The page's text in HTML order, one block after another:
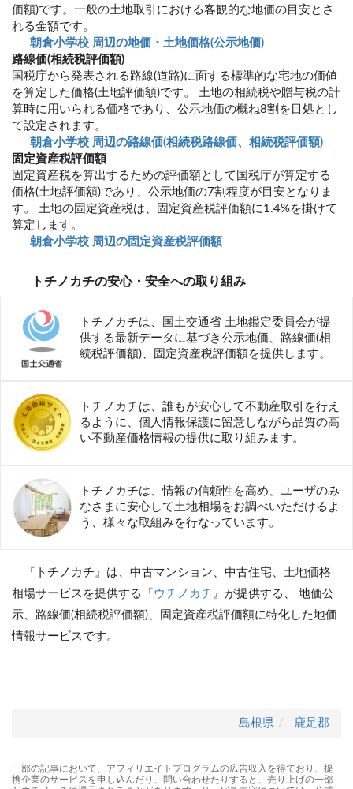
価額)です。一般の土地取引における客観的な地価の目安とさ
れる金額です。
朝倉小学校 周辺の地価・土地価格(公示地価)
路線価(相続税評価額)
国税庁から発表される路線(道路)に面する標準的な宅地の価値
を算定した価格(土地評価額)です。 土地の相続税や贈与税の計
算時に用いられる価格であり、公示地価の概ね8割を目処とし
て設定されます。
朝倉小学校 周辺の路線価(相続税路線価、相続税評価額)
固定資産税評価額
固定資産税を算出するための評価額として国税庁が算定する
価格(土地評価額)であり、公示地価の7割程度が目安となりま
す。 土地の固定資産税は、固定資産税評価額に1.4%を掛けて
算定します。
朝倉小学校 周辺の固定資産税評価額
トチノカチの安心・安全への取り組み
トチノカチは、国土交通省 土地鑑定委員会が提
供する最新データに基づき公示地価、路線価(相
続税評価額)、固定資産税評価額を提供します。
トチノカチは、誰もが安心して不動産取引を行え
るように、個人情報保護に留意しながら品質の高
い不動産価格情報の提供に取り組みます。
トチノカチは、情報の信頼性を高め、ユーザのみ
なさまに安心して土地相場をお調べいただけるよ
う、様々な取組みを行なっています。
『トチノカチ』は、中古マンション、中古住宅、土地価格
相場サービスを提供する『 ウチノカチ 』が提供する、 地価公
示、路線価(相続税評価額)、固定資産税評価額に特化した地価
情報サービスです。
島根県 鹿足郡
一部の記事において、アフィリエイトプログラムの広告収入を得ており、提
携企業のサービスを申し込んだり、問い合わせたりすると、売り上げの一部